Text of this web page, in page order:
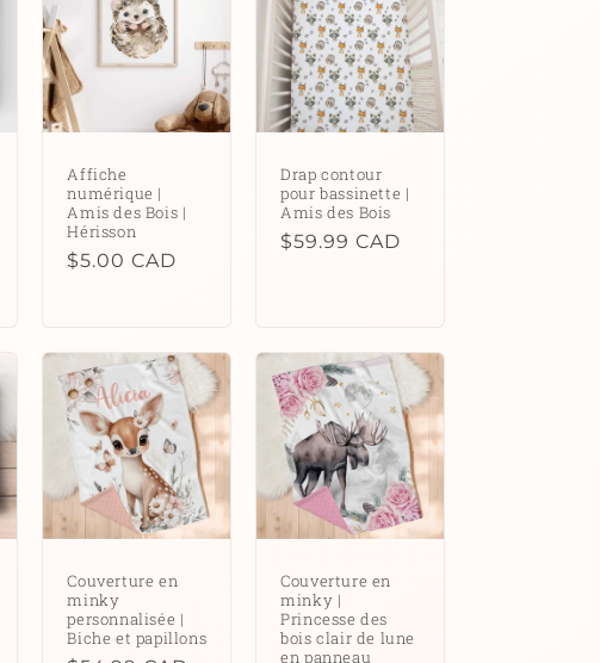
Affiche
numérique |
Amis des Bois |
Hérisson
Prix
$5.00 CAD
Drap contour
pour bassinette |
Amis des Bois
Prix
$59.99 CAD
Couverture en
minky
personnalisée |
Biche et papillons
Couverture en
minky |
Princesse des
bois clair de lune
en panneau